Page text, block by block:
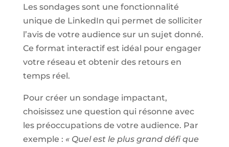
Les sondages sont une fonctionnalité
unique de LinkedIn qui permet de solliciter
l’avis de votre audience sur un sujet donné.
Ce format interactif est idéal pour engager
votre réseau et obtenir des retours en
temps réel.
Pour créer un sondage impactant,
choisissez une question qui résonne avec
les préoccupations de votre audience. Par
exemple : « Quel est le plus grand défi que